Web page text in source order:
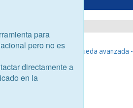
- Búsqueda avanzada -
para
pero no es
directamente a
en la